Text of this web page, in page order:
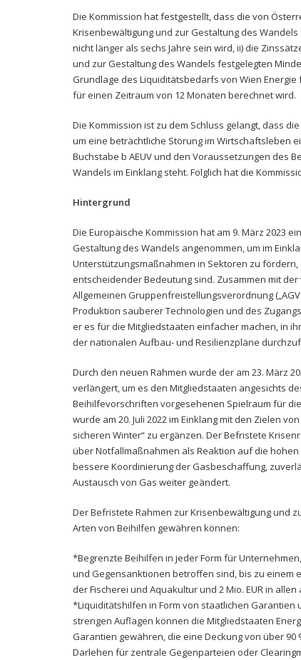
Die Kommission hat festgestellt, dass die von
Krisenbewältigung und zur Gestaltung des
nicht länger als sechs Jahre sein wird, ii) die
und zur Gestaltung des Wandels festgelegten
Grundlage des Liquiditätsbedarfs von Wien
für einen Zeitraum von 12 Monaten berechnet wird.
Die Kommission ist zu dem Schluss gelangt, dass
um eine beträchtliche Störung im Wirtschaftsleben
Buchstabe b AEUV und den Voraussetzungen des
Wandels im Einklang steht. Folglich hat die
Hintergrund
Die Europäische Kommission hat am 9. März 2023
Gestaltung des Wandels angenommen, um im
Unterstützungsmaßnahmen in Sektoren zu
entscheidender Bedeutung sind. Zusammen mit
Allgemeinen Gruppenfreistellungsverordnung
Produktion sauberer Technologien und des
er es für die Mitgliedstaaten einfacher machen, in
der nationalen Aufbau- und Resilienzpläne
Durch den neuen Rahmen wurde der am 23. März
verlängert, um es den Mitgliedstaaten angesichts
Beihilfevorschriften vorgesehenen Spielraum für
wurde am 20. Juli 2022 im Einklang mit den Zielen
sicheren Winter“ zu ergänzen. Der Befristete
über Notfallmaßnahmen als Reaktion auf die
bessere Koordinierung der Gasbeschaffung,
Austausch von Gas weiter geändert.
Der Befristete Rahmen zur Krisenbewältigung und
Arten von Beihilfen gewähren können:
*Begrenzte Beihilfen in jeder Form für
und Gegensanktionen betroffen sind, bis zu einem
der Fischerei und Aquakultur und 2 Mio. EUR in
*Liquiditätshilfen in Form von staatlichen
strengen Auflagen können die Mitgliedstaaten
Garantien gewähren, die eine Deckung von über
Darlehen für zentrale Gegenparteien oder